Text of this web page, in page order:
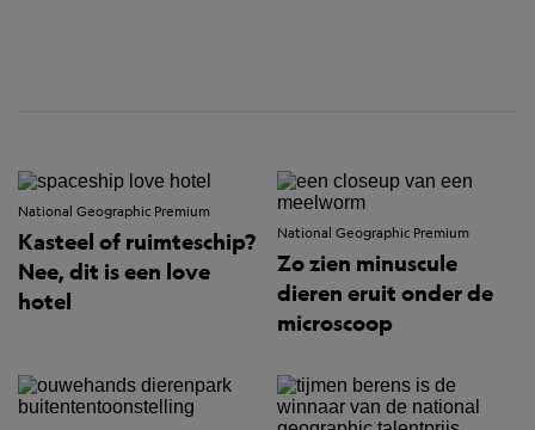
National Geographic Premium
Kasteel of ruimteschip?
Nee, dit is een love
hotel
National Geographic Premium
Zo zien minuscule
dieren eruit onder de
microscoop